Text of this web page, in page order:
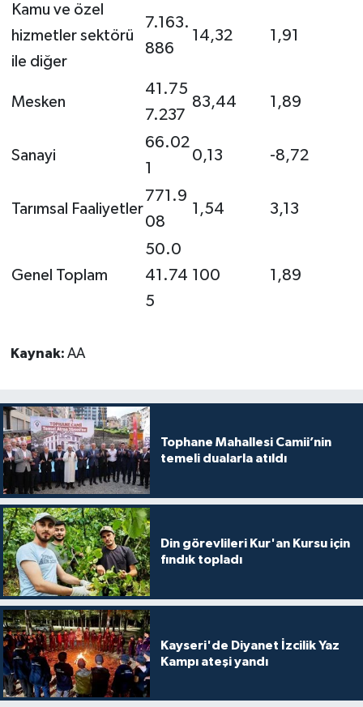
Kamu ve özel
hizmetler sektörü
ile diğer
7.163.
886
14,32 1,91
Mesken
41.75
7.237
83,44 1,89
Sanayi
66.02
1
0,13 -8,72
Tarımsal Faaliyetler
771.9
08
1,54 3,13
Genel Toplam
50.0
41.74
5
100 1,89
Kaynak: AA
Tophane Mahallesi Camii’nin
temeli dualarla atıldı
Din görevlileri Kur'an Kursu için
fındık topladı
Kayseri'de Diyanet İzcilik Yaz
Kampı ateşi yandı
Hakkari Müftülüğü
Iğdır Müftülüğü
Isparta Müftülüğü
İstanbul Müftülüğü
İzmir Müftülüğü
Kahramanmaraş Müftülüğü
Kars Müftülüğü
Kastamonu Müftülüğü
Kayseri Müftülüğü
Kilis Müftülüğü
Kırıkkale Müftülüğü
Kırklareli Müftülüğü
Kırşehir Müftülüğü
Kocaeli Müftülüğü